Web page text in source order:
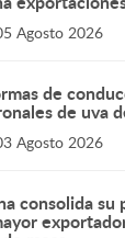
Agosto 2026
de
de uva
Agosto 2026
consolida su